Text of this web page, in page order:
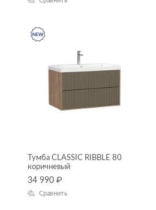
Тумба CLASSIC RIBBLE 80
коричневый
34 990 ₽
Сравнить